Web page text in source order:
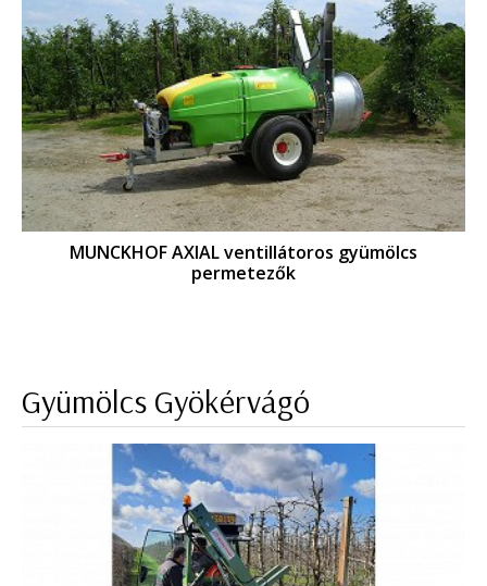
MUNCKHOF AXIAL ventillátoros gyümölcs
permetezők
Gyümölcs Gyökérvágó